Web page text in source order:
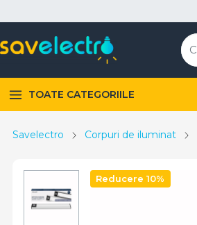
TOATE CATEGORIILE
Savelectro Corpuri de iluminat
Reducere 10%